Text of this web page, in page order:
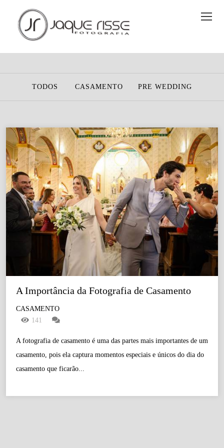
TODOS CASAMENTO PRE WEDDING
A Importância da Fotografia de Casamento
CASAMENTO
141
A fotografia de casamento é uma das partes mais importantes de um
casamento, pois ela captura momentos especiais e únicos do dia do
casamento que ficarão...